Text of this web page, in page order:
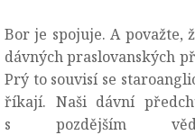
Bor je spojuje. A považte,
dávných praslovanských
Prý to souvisí se
říkají. Naši dávní
s pozdějším